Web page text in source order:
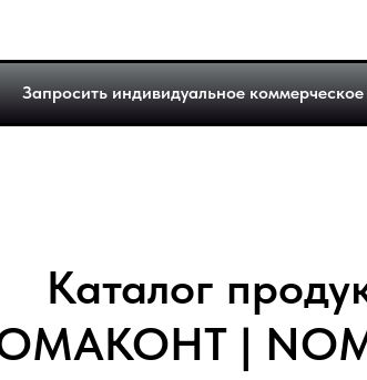
Запросить индивидуальное
Каталог
|